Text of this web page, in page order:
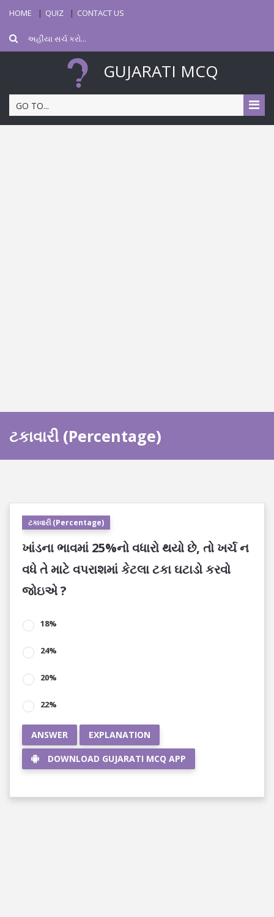
HOME QUIZ CONTACT US
GUJARATI MCQ
GO TO...
ટકાવારી (Percentage)
ટકાવારી (Percentage)
ખાંડના ભાવમાં 25%નો વધારો થયો છે, તો ખર્ચ ન
વધે તે માટે વપરાશમાં કેટલા ટકા ઘટાડો કરવો
જોઇએ ?
18%
24%
20%
22%
ANSWER EXPLANATION
DOWNLOAD GUJARATI MCQ APP